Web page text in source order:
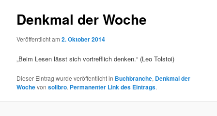
Denkmal der Woche
Veröffentlicht am2. Oktober 2014
„Beim Lesen lässt sich vortrefflich denken.“ (Leo Tolstoi)
Dieser Eintrag wurde veröffentlicht in Buchbranche, Denkmal der
Wochevonsolibro. Permanenter Link des Eintrags.